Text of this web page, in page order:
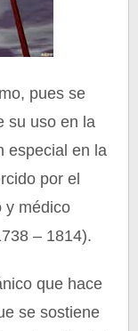
pues se
su uso en la
especial en la
por el
y médico
– 1814).
que hace
se sostiene